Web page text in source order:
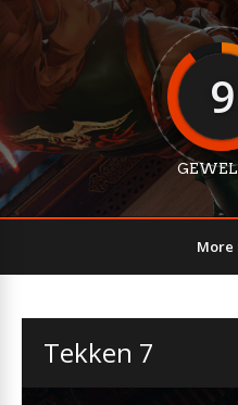
9
More
Tekken 7